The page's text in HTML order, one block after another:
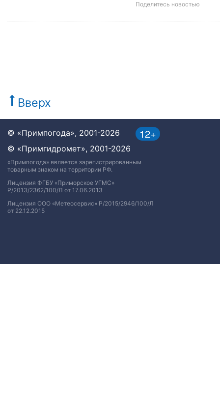
Поделитесь новостью
Вверх
12+
© «Примпогода», 2001-2026
© «Примгидромет», 2001-2026
«Примпогода» является зарегистрированным
товарным знаком на территории РФ.
Лицензия ФГБУ «Приморское УГМС»
Р/2013/2362/100/Л от 17.06.2013
Лицензия ООО «Метеосервис» Р/2015/2946/100/Л
от 22.12.2015